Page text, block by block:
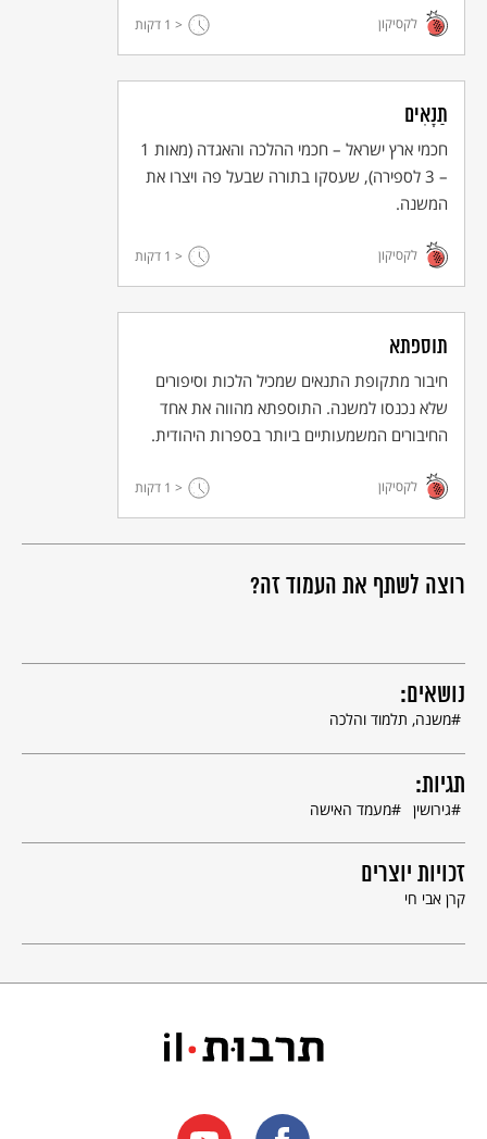
רוצה לשתף את העמוד זה?
לקסיקון < 1 דקות
תַנָאִים
חכמי ארץ ישראל – חכמי ההלכה והאגדה (מאות 1
– 3 לספירה), שעסקו בתורה שבעל פה ויצרו את
המשנה.
לקסיקון < 1 דקות
תוספתא
חיבור מתקופת התנאים שמכיל הלכות וסיפורים
שלא נכנסו למשנה. התוספתא מהווה את אחד
החיבורים המשמעותיים ביותר בספרות היהודית.
לקסיקון < 1 דקות
נושאים:
משנה, תלמוד והלכה
תגיות:
גירושין מעמד האישה
זכויות יוצרים
קרן אבי חי